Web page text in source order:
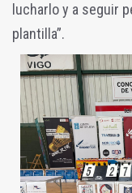
lucharlo y a seguir
plantilla”.